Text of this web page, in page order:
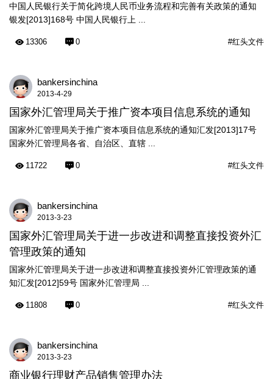
中国人民银行关于简化跨境人民币业务流程和完善有关政策的通知
银发[2013]168号 中国人民银行上 ...
#红头文件
13306 0
bankersinchina
2013-4-29
国家外汇管理局关于推广资本项目信息系统的通知
国家外汇管理局关于推广资本项目信息系统的通知汇发[2013]17号
国家外汇管理局各省、自治区、直辖 ...
#红头文件
11722 0
bankersinchina
2013-3-23
国家外汇管理局关于进一步改进和调整直接投资外汇
管理政策的通知
国家外汇管理局关于进一步改进和调整直接投资外汇管理政策的通
知汇发[2012]59号 国家外汇管理局 ...
#红头文件
11808 0
bankersinchina
2013-3-23
商业银行理财产品销售管理办法